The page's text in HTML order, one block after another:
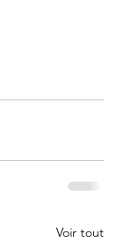
Voir tout